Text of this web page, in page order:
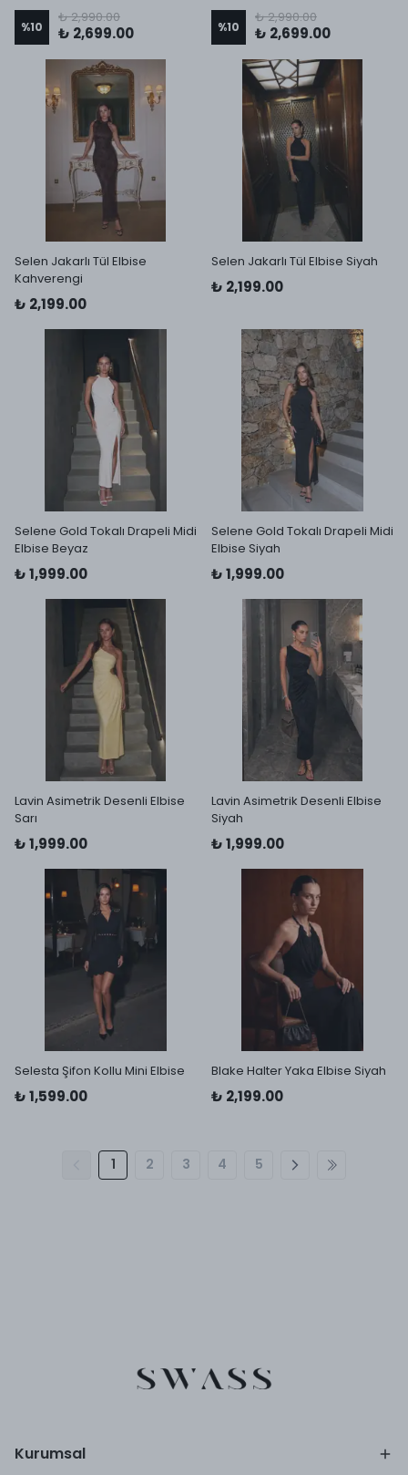
%10
₺ 2,990.00
₺ 2,699.00 %10
₺ 2,990.00
₺ 2,699.00
Selen Jakarlı Tül Elbise
Kahverengi
₺ 2,199.00
Selen Jakarlı Tül Elbise Siyah
₺ 2,199.00
Selene Gold Tokalı Drapeli Midi
Elbise Beyaz
₺ 1,999.00
Selene Gold Tokalı Drapeli Midi
Elbise Siyah
₺ 1,999.00
Lavin Asimetrik Desenli Elbise
Sarı
₺ 1,999.00
Lavin Asimetrik Desenli Elbise
Siyah
₺ 1,999.00
Selesta Şifon Kollu Mini Elbise
₺ 1,599.00
Blake Halter Yaka Elbise Siyah
₺ 2,199.00
1 2 3 4 5
Kurumsal